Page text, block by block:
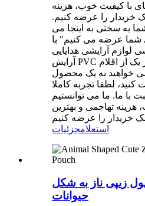
با کیفیت خوب، هزینه
خریدار را عرضه کنیم.
به سختی به اینجا می
شما عرضه می کنیم" با
لوازم آرایشی هدایایی
آرایش PVC مد چین، زمانی که به هر یک از اقلام
می خواهید به یک محصول
لطفا تجربه کاملا
با ما. ما می توانستیم
هزینه تهاجمی و بهترین
استعلامجزئیات
زیپی ناز به شکل
حیوانات